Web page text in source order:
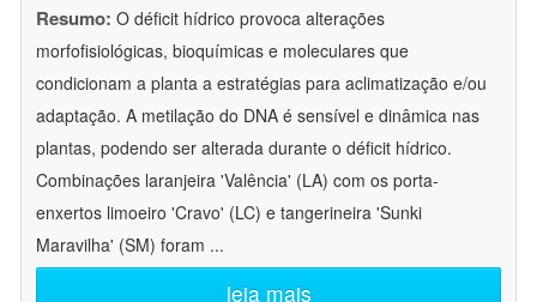
Resumo: O déficit hídrico provoca alterações
morfofisiológicas, bioquímicas e moleculares que
condicionam a planta a estratégias para aclimatização e/ou
adaptação. A metilação do DNA é sensível e dinâmica nas
plantas, podendo ser alterada durante o déficit hídrico.
Combinações laranjeira 'Valência' (LA) com os porta-
enxertos limoeiro 'Cravo' (LC) e tangerineira 'Sunki
Maravilha' (SM) foram ...
leia mais